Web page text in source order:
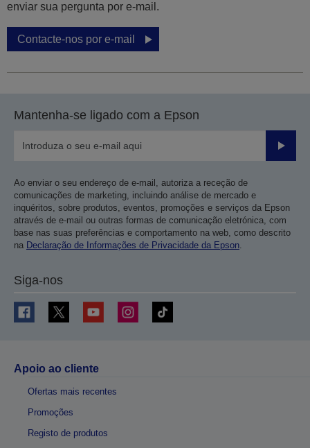
enviar sua pergunta por e-mail.
Contacte-nos por e-mail
Mantenha-se ligado com a Epson
Enviar
Ao enviar o seu endereço de e-mail, autoriza a receção de
comunicações de marketing, incluindo análise de mercado e
inquéritos, sobre produtos, eventos, promoções e serviços da Epson
através de e-mail ou outras formas de comunicação eletrónica, com
base nas suas preferências e comportamento na web, como descrito
na Declaração de Informações de Privacidade da Epson.
Siga-nos
Apoio ao cliente
Ofertas mais recentes
Promoções
Registo de produtos